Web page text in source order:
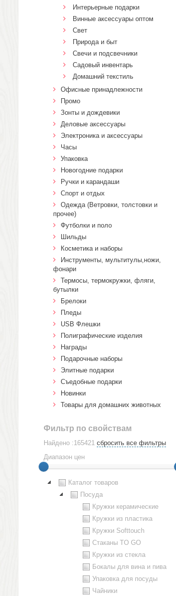
Интерьерные подарки
Винные аксессуары оптом
Свет
Природа и быт
Свечи и подсвечники
Садовый инвентарь
Домашний текстиль
Офисные принадлежности
Промо
Зонты и дождевики
Деловые аксессуары
Электроника и аксессуары
Часы
Упаковка
Новогодние подарки
Ручки и карандаши
Спорт и отдых
Одежда (Ветровки, толстовки и
прочее)
Футболки и поло
Шильды
Косметика и наборы
Инструменты, мультитулы,ножи,
фонари
Термосы, термокружки, фляги,
бутылки
Брелоки
Пледы
USB Флешки
Полиграфические изделия
Награды
Подарочные наборы
Элитные подарки
Cъедобные подарки
Новинки
Товары для домашних животных
Фильтр по свойствам
Найдено :165421 сбросить все фильтры
Диапазон цен
Каталог товаров
Посуда
Кружки керамические
Кружки из пластика
Кружки Softtouch
Стаканы TO GO
Кружки из стекла
Бокалы для вина и пива
Упаковка для посуды
Чайники